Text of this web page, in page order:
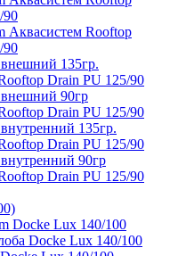
90
Аквасистем Rooftop
90
135гр.
Drain PU 125/90
90гр
Drain PU 125/90
135гр.
Drain PU 125/90
90гр
Drain PU 125/90
Docke Lux 140/100
Docke Lux 140/100